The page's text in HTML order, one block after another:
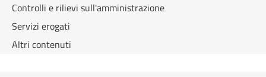
Controlli e rilievi sull'amministrazione
Servizi erogati
Altri contenuti